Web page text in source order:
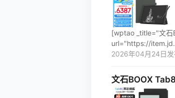
[wptao _title="文石
url="https://
2026年04月24日
文石BOOX